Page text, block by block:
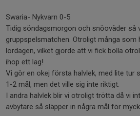
Swaria- Nykvarn 0-5
Tidig söndagsmorgon och snöoväder så
gruppspelsmatchen. Otroligt många som
lördagen, vilket gjorde att vi fick bolla
ihop ett lag!
Vi gör en okej första halvlek, med lite tur
1-2 mål, men det ville sig inte riktigt.
I andra halvlek blir vi otroligt trötta då vi
avbytare så släpper in några mål för